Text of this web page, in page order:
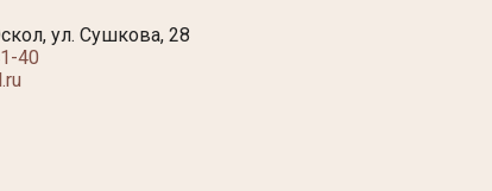
ул. Сушкова, 28
40